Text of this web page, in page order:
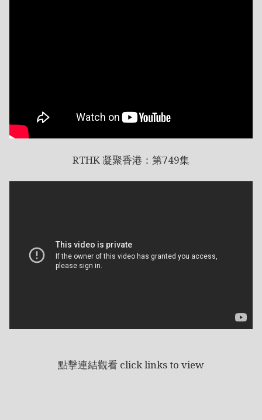
RTHK 凝聚香港：第749集
點擊連結觀看 click links to view